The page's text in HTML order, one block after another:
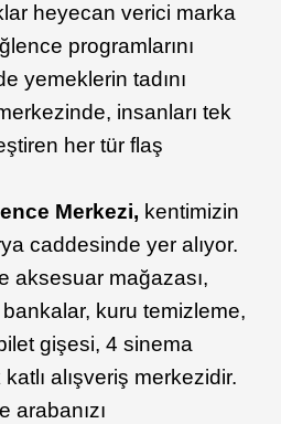
heyecan verici marka
programlarını
yemeklerin tadını
insanları tek
her tür flaş
Merkezi, kentimizin
caddesinde yer alıyor.
aksesuar mağazası,
kuru temizleme,
gişesi, 4 sinema
alışveriş merkezidir.
arabanızı